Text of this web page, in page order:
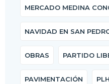
MERCADO MEDINA
NAVIDAD EN SAN
OBRAS PARTIDO
PAVIMENTACIÓN PLH